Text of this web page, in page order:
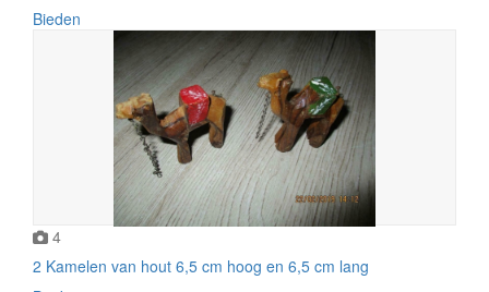
Bieden
4
2 Kamelen van hout 6,5 cm hoog en 6,5 cm lang